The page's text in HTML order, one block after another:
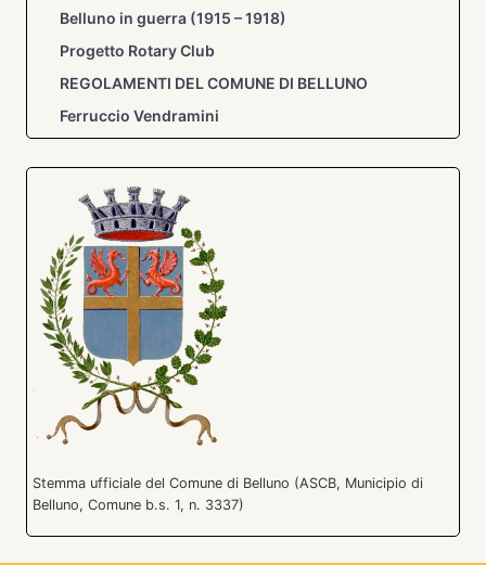
Belluno in guerra (1915 – 1918)
Progetto Rotary Club
REGOLAMENTI DEL COMUNE DI BELLUNO
Ferruccio Vendramini
Stemma ufficiale del Comune di Belluno (ASCB, Municipio di
Belluno, Comune b.s. 1, n. 3337)